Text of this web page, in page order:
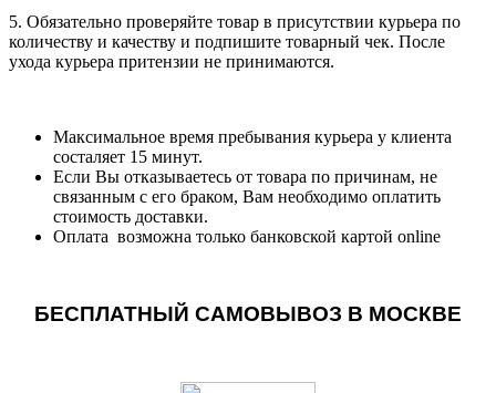
5. Обязательно проверяйте товар в присутствии курьера по
количеству и качеству и подпишите товарный чек. После
ухода курьера притензии не принимаются.
Максимальное время пребывания курьера у клиента
состаляет 15 минут.
Если Вы отказываетесь от товара по причинам, не
связанным с его браком, Вам необходимо оплатить
стоимость доставки.
Оплата возможна только банковской картой online
БЕСПЛАТНЫЙ САМОВЫВОЗ В МОСКВЕ